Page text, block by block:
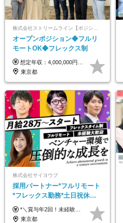
オープンポジション◆フルリ
モートOK◆フレックス制
想定年収：4,000,000円 ～ 8,000,000円 月給：288,000円 ～ 570,000円 ※ご経験・能力に応じて決定いたします。 ※上記額にはみなし残業代を含みます。 ※超過分は全額支給いたします。 ※みなし残業代 45,000円 ～ 89,050円／月 ※みなし残業時間 20時間／月 ※試用期間：3ヶ月（試用期間中の待遇に差異はありません） 【固定残業代について】 固定残業20時間分（45,000円～89,050円）を含む ※超過分は別途全額支給
東京都
株式会社サイヨウブ
採用パートナー*フルリモート
*フレックス勤務*土日祝休み*
月給28万円～*産育休取得実績
あり*年間休日120日
*＼賞与年2回！未経験から月給28万円スタート／* ★昇給年12回あり！随時昇給のチャンス ◆月給28万～40万円＋賞与年2回＋各種インセンティブ ※経験・スキルを考慮の上、決定します ※試用期間6ヶ月間あり（期間中は月給26万円～になります。その他待遇等に差異はありません） ※月給には月35時間分の固定残業代含む（月5万4800円/超過分別途支給） ※ほとんどのメンバーが残業ゼロです！フレックスタイム制のため、自分の生活に合わせて調整できます。 ＼希望性で土曜日出勤あり／ お客様より「土曜日に応募者の対応をしてほしい」という ご要望を受けた際に、応募者対応⇒求職者との メッセージのやり取りなど、対応が発生する場合があります。 ※土曜日に出勤いただく場合は ・2時間稼働：4500円 ・4時間稼働：9000円 の給与が発生。勤務時間が4時間超えることは原則ありません。 短期間で高い給与をGETできるチャンスです♪
東京都